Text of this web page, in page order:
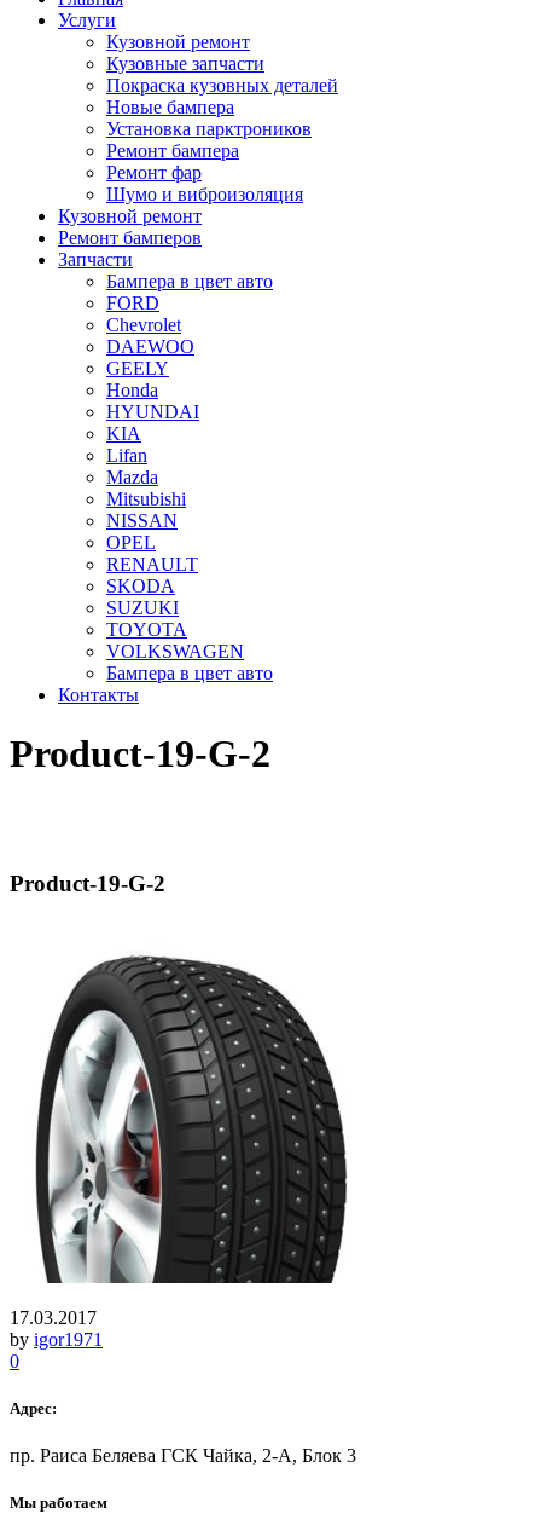
Услуги
Кузовной ремонт
Кузовные запчасти
Покраска кузовных деталей
Новые бампера
Установка парктроников
Ремонт бампера
Ремонт фар
Шумо и виброизоляция
Кузовной ремонт
Ремонт бамперов
Запчасти
Бампера в цвет авто
FORD
Chevrolet
DAEWOO
GEELY
Honda
HYUNDAI
KIA
Lifan
Mazda
Mitsubishi
NISSAN
OPEL
RENAULT
SKODA
SUZUKI
TOYOTA
VOLKSWAGEN
Бампера в цвет авто
Контакты
Product-19-G-2
Product-19-G-2
17.03.2017
by igor1971
0
Адрес:
пр. Раиса Беляева ГСК Чайка, 2-А, Блок 3
Мы работаем